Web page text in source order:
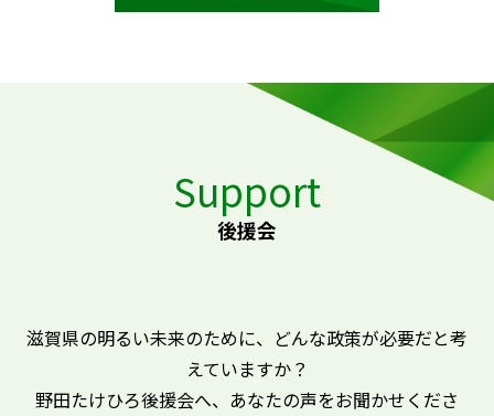
Support
後援会
滋賀県の明るい未来のために、どんな政策が必要だと考
えていますか？
野田たけひろ後援会へ、あなたの声をお聞かせくださ